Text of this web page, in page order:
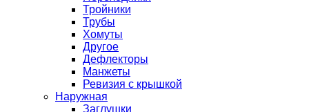
Тройники
Трубы
Хомуты
Другое
Дефлекторы
Манжеты
Ревизия с крышкой
Наружная
Заглушки